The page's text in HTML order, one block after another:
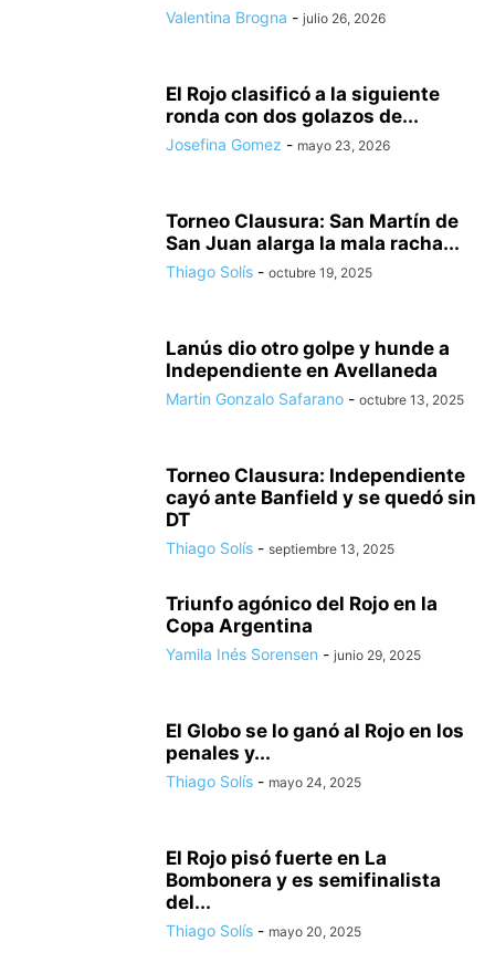
Valentina Brogna - julio 26, 2026
El Rojo clasificó a la siguiente
ronda con dos golazos de...
Josefina Gomez - mayo 23, 2026
Torneo Clausura: San Martín de
San Juan alarga la mala racha...
Thiago Solís - octubre 19, 2025
Lanús dio otro golpe y hunde a
Independiente en Avellaneda
Martin Gonzalo Safarano - octubre 13, 2025
Torneo Clausura: Independiente
cayó ante Banfield y se quedó sin
DT
Thiago Solís - septiembre 13, 2025
Triunfo agónico del Rojo en la
Copa Argentina
Yamila Inés Sorensen - junio 29, 2025
El Globo se lo ganó al Rojo en los
penales y...
Thiago Solís - mayo 24, 2025
El Rojo pisó fuerte en La
Bombonera y es semifinalista
del...
Thiago Solís - mayo 20, 2025